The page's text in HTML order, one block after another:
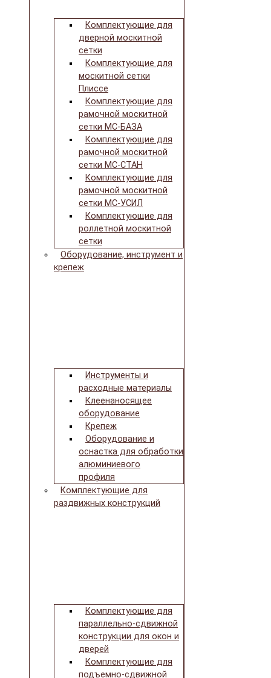
Комплектующие для
дверной москитной
сетки
Комплектующие для
москитной сетки
Плиссе
Комплектующие для
рамочной москитной
сетки МС-БАЗА
Комплектующие для
рамочной москитной
сетки МС-СТАН
Комплектующие для
рамочной москитной
сетки МС-УСИЛ
Комплектующие для
роллетной москитной
сетки
Оборудование, инструмент и
крепеж
Инструменты и
расходные материалы
Клеенаносящее
оборудование
Крепеж
Оборудование и
оснастка для обработки
алюминиевого
профиля
Комплектующие для
раздвижных конструкций
Комплектующие для
параллельно-сдвижной
конструкции для окон и
дверей
Комплектующие для
подъемно-сдвижной